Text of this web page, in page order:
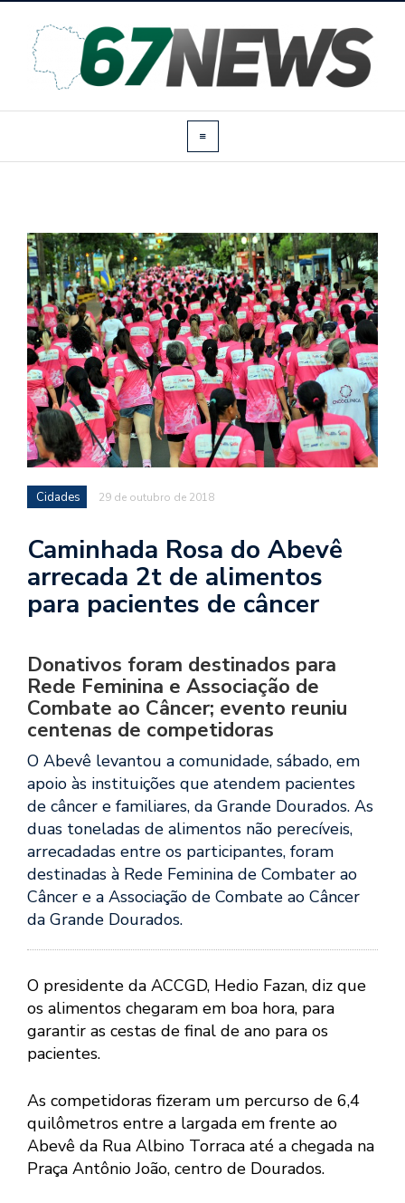
Cidades 29 de outubro de 2018
Caminhada Rosa do Abevê
arrecada 2t de alimentos
para pacientes de câncer
Donativos foram destinados para
Rede Feminina e Associação de
Combate ao Câncer; evento reuniu
centenas de competidoras
O Abevê levantou a comunidade, sábado, em
apoio às instituições que atendem pacientes
de câncer e familiares, da Grande Dourados. As
duas toneladas de alimentos não perecíveis,
arrecadadas entre os participantes, foram
destinadas à Rede Feminina de Combater ao
Câncer e a Associação de Combate ao Câncer
da Grande Dourados.
O presidente da ACCGD, Hedio Fazan, diz que
os alimentos chegaram em boa hora, para
garantir as cestas de final de ano para os
pacientes.
As competidoras fizeram um percurso de 6,4
quilômetros entre a largada em frente ao
Abevê da Rua Albino Torraca até a chegada na
Praça Antônio João, centro de Dourados.